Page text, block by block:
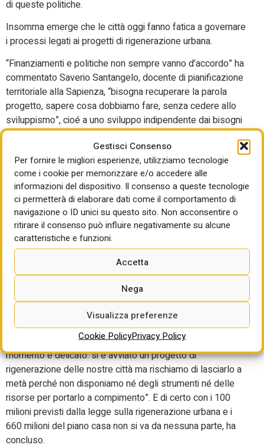
Gestisci Consenso
Per fornire le migliori esperienze, utilizziamo tecnologie
come i cookie per memorizzare e/o accedere alle
informazioni del dispositivo. Il consenso a queste tecnologie
ci permetterà di elaborare dati come il comportamento di
navigazione o ID unici su questo sito. Non acconsentire o
ritirare il consenso può influire negativamente su alcune
caratteristiche e funzioni.
Accetta
Nega
Visualizza preferenze
Cookie PolicyPrivacy Policy
di queste politiche.
Insomma emerge che le città oggi fanno fatica a governare
i processi legati ai progetti di rigenerazione urbana.
“Finanziamenti e politiche non sempre vanno d’accordo” ha
commentato Saverio Santangelo, docente di pianificazione
territoriale alla Sapienza, “bisogna recuperare la parola
progetto, sapere cosa dobbiamo fare, senza cedere allo
sviluppismo”, cioé a uno sviluppo indipendente dai bisogni
sociali reali.
L’obiettivo di ogni amministrazione è portare a casa più
risorse possibile. Ma c’è un’idea già in partenza su come
poi utilizzarle? E i progetti presentati intercettano bisogni
reali emersi in un’interlocuzione con la cittadinanza o sono
il risultato della delega espressa dai cittadini al momento
dell’elezione senza verifiche successive? Domande sulle
quali le città hanno dato risposte diverse. “C’è
consapevolezza che bisogna passare a una fase di
pianificazione strategica, le città rivendicano gli strumenti
per farlo e si dicono pronte a esercitare questa funzione
perché si rendono conto che le politiche fin qui adottate
non hanno dato i risultati attesi”, ha aggiunto Prato. Con il
rischio appunto di “avere città a macchia di leopardo, con
alcune aree recuperate e rigenerate e altre abbandonate. Il
momento è delicato: si è avviato un progetto di
rigenerazione delle nostre città ma rischiamo di lasciarlo a
metà perché non disponiamo né degli strumenti né delle
risorse per portarlo a compimento”. E di certo con i 100
milioni previsti dalla legge sulla rigenerazione urbana e i
660 milioni del piano casa non si va da nessuna parte, ha
concluso.